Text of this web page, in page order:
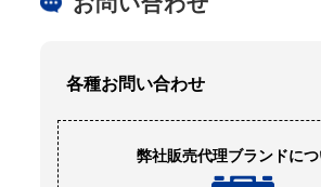
各種お問い合わせ
弊社販売代理ブランドに